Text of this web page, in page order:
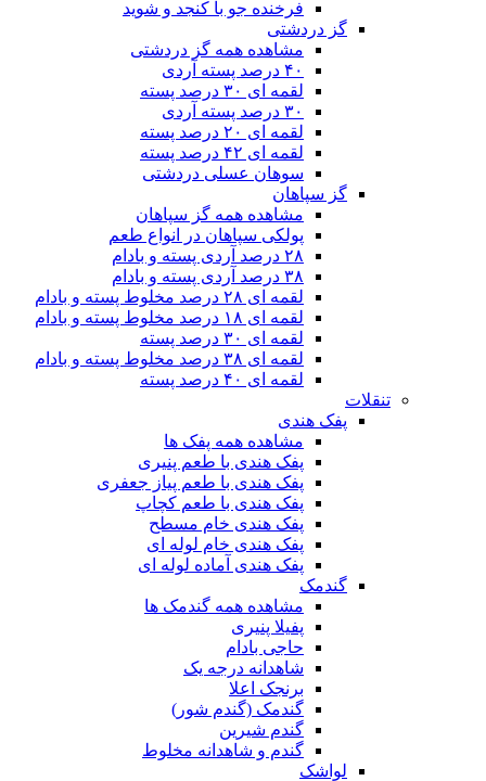
فرخنده جو با کنجد و شوید
گز دردشتی
مشاهده همه گز دردشتی
۴۰ درصد پسته آردی
لقمه ای ۳۰ درصد پسته
۳۰ درصد پسته آردی
لقمه ای ۲۰ درصد پسته
لقمه ای ۴۲ درصد پسته
سوهان عسلی دردشتی
گز سپاهان
مشاهده همه گز سپاهان
پولکی سپاهان در انواع طعم
۲۸ درصد آردی پسته و بادام
۳۸ درصد آردی پسته و بادام
لقمه ای ۲۸ درصد مخلوط پسته و بادام
لقمه ای ۱۸ درصد مخلوط پسته و بادام
لقمه ای ۳۰ درصد پسته
لقمه ای ۳۸ درصد مخلوط پسته و بادام
لقمه ای ۴۰ درصد پسته
تنقلات
پفک هندی
مشاهده همه پفک ها
پفک هندی با طعم پنیری
پفک هندی با طعم پیاز جعفری
پفک هندی با طعم کچاپ
پفک هندی خام مسطح
پفک هندی خام لوله ای
پفک هندی آماده لوله ای
گندمک
مشاهده همه گندمک ها
پفیلا پنیری
حاجی بادام
شاهدانه درجه یک
برنجک اعلا
گندمک (گندم شور)
گندم شیرین
گندم و شاهدانه مخلوط
لواشک